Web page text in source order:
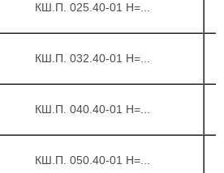
КШ.П. 025.40-01 H=...
КШ.П. 032.40-01 H=...
КШ.П. 040.40-01 H=...
КШ.П. 050.40-01 H=...